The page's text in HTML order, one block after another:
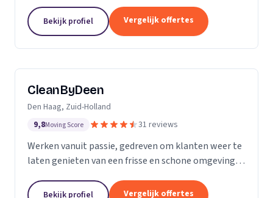
een goede indruk op anderen, als uw bedrijfspand...
Bekijk profiel Vergelijk offertes
CleanByDeen
Den Haag, Zuid-Holland
9,8Moving Score 31 reviews
Werken vanuit passie, gedreven om klanten weer te
laten genieten van een frisse en schone omgeving.
Beleef het weer als nieuw! Het bedrijf voor uw...
Bekijk profiel Vergelijk offertes